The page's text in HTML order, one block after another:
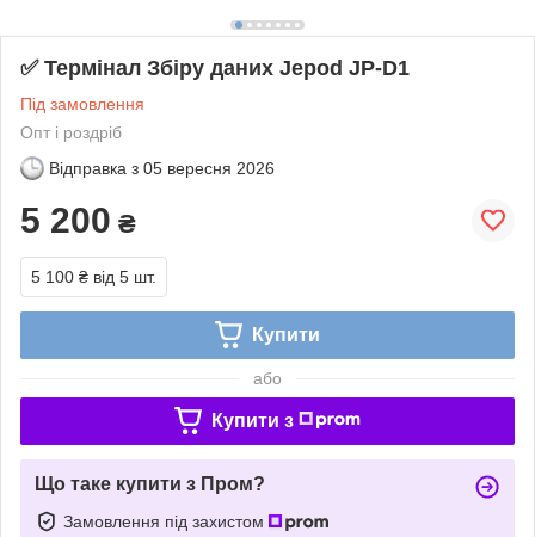
✅ Термінал Збіру даних Jepod JP-D1
Під замовлення
Опт і роздріб
Відправка з 05 вересня 2026
5 200 ₴
5 100 ₴ від 5 шт.
Купити
або
Купити з
Що таке купити з Пром?
Замовлення під захистом